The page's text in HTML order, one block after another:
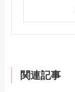
関連記事